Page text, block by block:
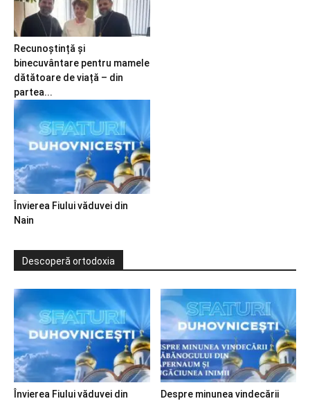
Recunoștință și
binecuvântare pentru mamele
dătătoare de viață – din
partea...
Învierea Fiului văduvei din
Nain
Descoperă ortodoxia
Învierea Fiului văduvei din Despre minunea vindecării